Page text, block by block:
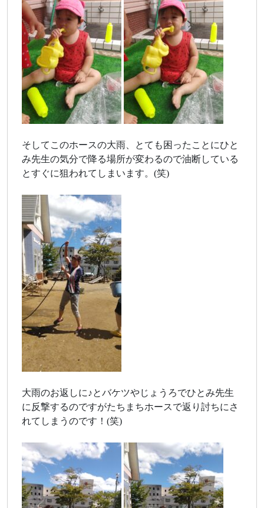
そしてこのホースの大雨、とても困ったことにひと
み先生の気分で降る場所が変わるので油断している
とすぐに狙われてしまいます。(笑)
大雨のお返しに♪とバケツやじょうろでひとみ先生
に反撃するのですがたちまちホースで返り討ちにさ
れてしまうのです！(笑)